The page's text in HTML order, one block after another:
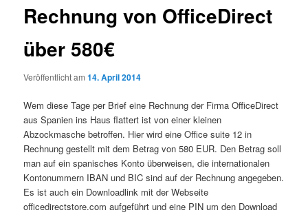
Rechnung von OfficeDirect
über 580€
Veröffentlicht am14. April 2014
Wem diese Tage per Brief eine Rechnung der Firma OfficeDirect
aus Spanien ins Haus flattert ist von einer kleinen
Abzockmasche betroffen. Hier wird eine Office suite 12 in
Rechnung gestellt mit dem Betrag von 580 EUR. Den Betrag soll
man auf ein spanisches Konto überweisen, die internationalen
Kontonummern IBAN und BIC sind auf der Rechnung angegeben.
Es ist auch ein Downloadlink mit der Webseite
officedirectstore.com aufgeführt und eine PIN um den Download